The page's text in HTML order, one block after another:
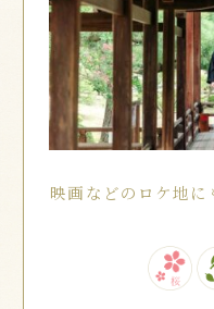
映画などのロケ地